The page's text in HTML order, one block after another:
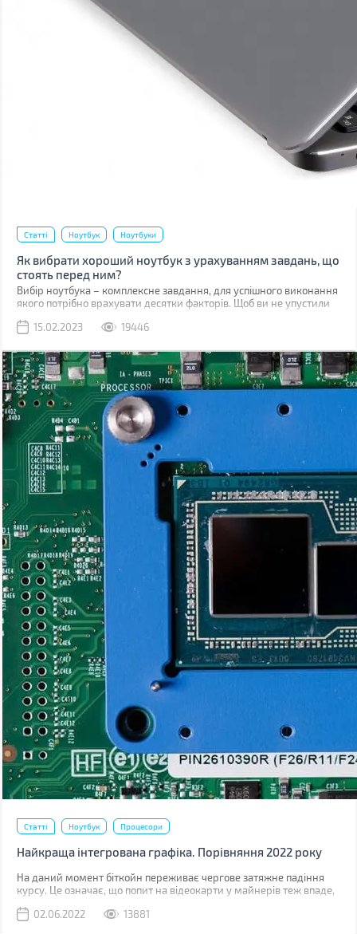
Статті Ноутбук Ноутбуки
Як вибрати хороший ноутбук з урахуванням завдань, що
стоять перед ним?
Вибір ноутбука – комплексне завдання, для успішного виконання
якого потрібно врахувати десятки факторів. Щоб ви не упустили
розшифрували значення параметрів, і надали рекомендації
нашою інструкцією, ви зможете вибрати ноутбук для навчання,
офісної роботи, геймінгу, проектування та інших завдань.
15.02.2023 19446
Статті Ноутбук Процесори
Найкраща інтегрована графіка. Порівняння 2022 року
На даний момент біткойн переживає чергове затяжне падіння
курсу. Це означає, що попит на відеокарти у майнерів теж впаде,
Знизяться й ціни на дискретну графіку. Навряд чи вони
02.06.2022 13881